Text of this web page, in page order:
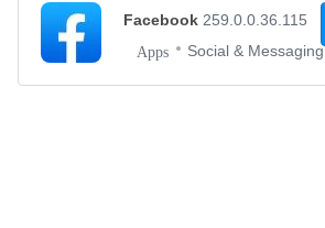
Facebook 259.0.0.36.115
Apps Social & Messaging